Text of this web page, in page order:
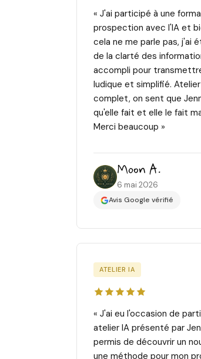
« J'ai participé à une
prospection avec l'IA et
cela ne me parle pas, j'ai
de la clarté des
accompli pour
ludique et simplifié.
complet, on sent que
qu'elle fait et elle le fait
Merci beaucoup »
Moon A.
6 mai 2026
Avis Google vérifié
ATELIER IA
« J'ai eu l'occasion de
atelier IA présenté par
permis de découvrir un
une méthode pour mon